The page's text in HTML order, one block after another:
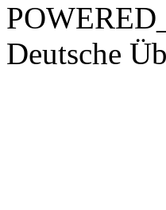
Deutsche